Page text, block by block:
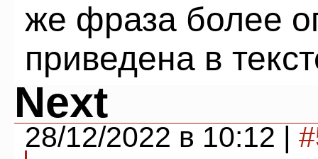
же фраза более
приведена в
Next
28/12/2022 в 10:12 |